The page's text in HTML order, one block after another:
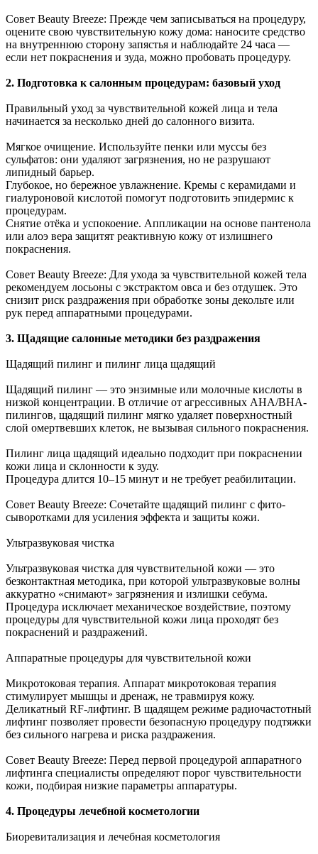
Совет Beauty Breeze: Прежде чем записываться на процедуру,
оцените свою чувствительную кожу дома: наносите средство
на внутреннюю сторону запястья и наблюдайте 24 часа —
если нет покраснения и зуда, можно пробовать процедуру.
2. Подготовка к салонным процедурам: базовый уход
Правильный уход за чувствительной кожей лица и тела
начинается за несколько дней до салонного визита.
Мягкое очищение. Используйте пенки или муссы без
сульфатов: они удаляют загрязнения, но не разрушают
липидный барьер.
Глубокое, но бережное увлажнение. Кремы с керамидами и
гиалуроновой кислотой помогут подготовить эпидермис к
процедурам.
Снятие отёка и успокоение. Аппликации на основе пантенола
или алоэ вера защитят реактивную кожу от излишнего
покраснения.
Совет Beauty Breeze: Для ухода за чувствительной кожей тела
рекомендуем лосьоны с экстрактом овса и без отдушек. Это
снизит риск раздражения при обработке зоны декольте или
рук перед аппаратными процедурами.
3. Щадящие салонные методики без раздражения
Щадящий пилинг и пилинг лица щадящий
Щадящий пилинг — это энзимные или молочные кислоты в
низкой концентрации. В отличие от агрессивных AHA/BHA-
пилингов, щадящий пилинг мягко удаляет поверхностный
слой омертвевших клеток, не вызывая сильного покраснения.
Пилинг лица щадящий идеально подходит при покраснении
кожи лица и склонности к зуду.
Процедура длится 10–15 минут и не требует реабилитации.
Совет Beauty Breeze: Сочетайте щадящий пилинг с фито-
сыворотками для усиления эффекта и защиты кожи.
Ультразвуковая чистка
Ультразвуковая чистка для чувствительной кожи — это
безконтактная методика, при которой ультразвуковые волны
аккуратно «снимают» загрязнения и излишки себума.
Процедура исключает механическое воздействие, поэтому
процедуры для чувствительной кожи лица проходят без
покраснений и раздражений.
Аппаратные процедуры для чувствительной кожи
Микротоковая терапия. Аппарат микротоковая терапия
стимулирует мышцы и дренаж, не травмируя кожу.
Деликатный RF-лифтинг. В щадящем режиме радиочастотный
лифтинг позволяет провести безопасную процедуру подтяжки
без сильного нагрева и риска раздражения.
Совет Beauty Breeze: Перед первой процедурой аппаратного
лифтинга специалисты определяют порог чувствительности
кожи, подбирая низкие параметры аппаратуры.
4. Процедуры лечебной косметологии
Биоревитализация и лечебная косметология